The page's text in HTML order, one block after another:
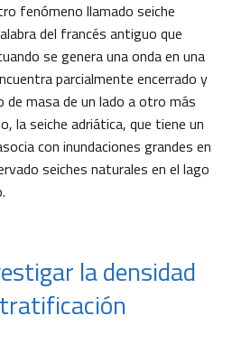
fenómeno llamado seiche
del francés antiguo que
se genera una onda en una
parcialmente encerrado y
masa de un lado a otro más
la seiche adriática, que tiene un
con inundaciones grandes en
seiches naturales en el lago
la densidad